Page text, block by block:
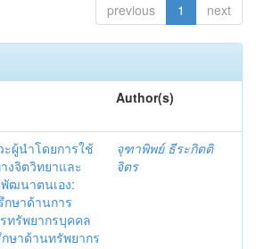
previous 1 next
Author(s)
ผู้นำโดยการใช้
งจิตวิทยาและ
ฒนาตนเอง:
ษาด้านการ
ทรัพยากรบุคคล
ษาด้านทรัพยากร
จุฑาพิพย์ ธีระกิตติ
จิตร